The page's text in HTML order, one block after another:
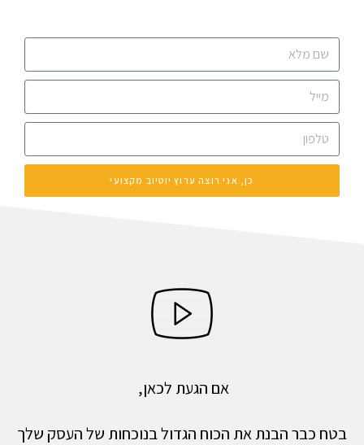
כן, אני רוצה ערוץ יוטיוב מקצועי
אם הגעת לכאן,
בטח כבר הבנת את הכוח הגדול בנוכחות של העסק שלך